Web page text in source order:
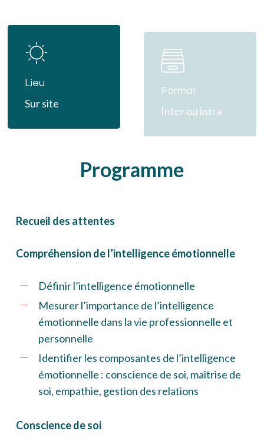
Lieu
Sur site
more
Format
Inter ou intra
more
Programme
Recueil des attentes
Compréhension de l’intelligence émotionnelle
Définir l’intelligence émotionnelle
Mesurer l’importance de l’intelligence
émotionnelle dans la vie professionnelle et
personnelle
Identifier les composantes de l’intelligence
émotionnelle : conscience de soi, maîtrise de
soi, empathie, gestion des relations
Conscience de soi